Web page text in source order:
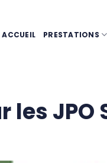
ACCUEIL PRESTATIONS
JPO